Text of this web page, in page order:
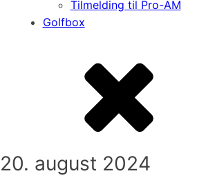
Tilmelding til Pro-AM
Golfbox
20. august 2024